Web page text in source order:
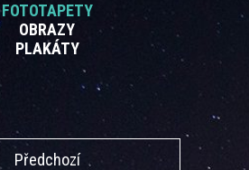
FOTOTAPETY
OBRAZY
PLAKÁTY
Předchozí